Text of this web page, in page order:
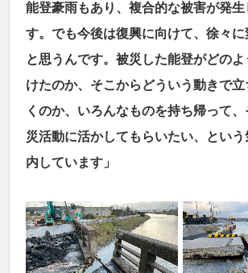
能登豪雨もあり、複合的な被害が発
す。でも今後は復興に向けて、徐々に
と思うんです。被災した能登がどの
けたのか、そこからどういう動きで
くのか、いろんなものを持ち帰って
災活動に活かしてもらいたい、とい
内しています」